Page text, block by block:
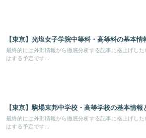
【東京】光塩女子学院中等科・高等科の基本
最終的には外部情報から徹底分析する記事に格上げし
はする予定です...
【東京】駒場東邦中学校・高等学校の基本情
最終的には外部情報から徹底分析する記事に格上げし
はする予定です...